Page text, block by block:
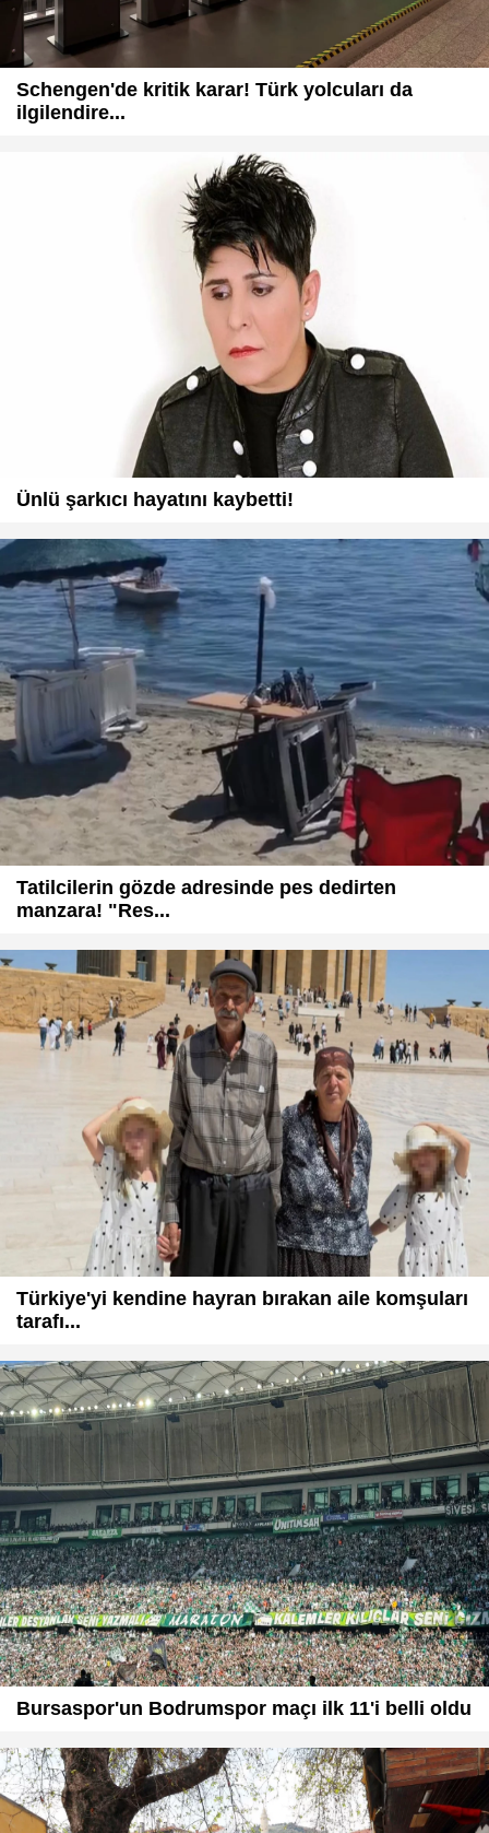
Schengen'de kritik karar! Türk yolcuları da
ilgilendire...
Ünlü şarkıcı hayatını kaybetti!
Tatilcilerin gözde adresinde pes dedirten
manzara! "Res...
Türkiye'yi kendine hayran bırakan aile komşuları
tarafı...
Bursaspor'un Bodrumspor maçı ilk 11'i belli oldu